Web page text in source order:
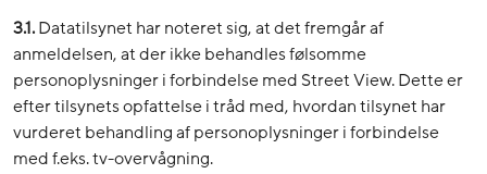
3.1.Datatilsynet har noteret sig, at det fremgår af
anmeldelsen, at der ikke behandles følsomme
personoplysninger i forbindelse med Street View. Dette er
efter tilsynets opfattelse i tråd med, hvordan tilsynet har
vurderet behandling af personoplysninger i forbindelse
med f.eks. tv-overvågning.